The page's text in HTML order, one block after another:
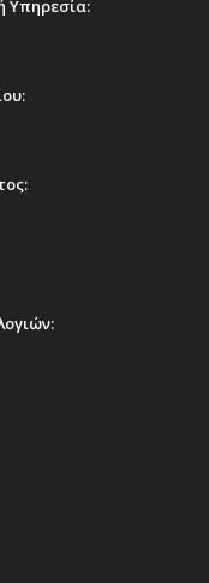
Υπηρεσία: